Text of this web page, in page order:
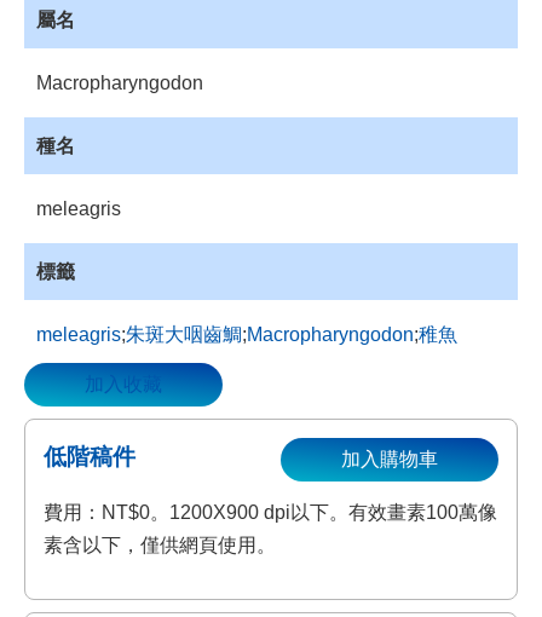
藏
登
屬名
Macropharyngodon
種名
meleagris
標籤
meleagris;朱斑大咽齒鯛;Macropharyngodon;稚魚
加入收藏
低階稿件
費用：NT$0。1200X900 dpi以下。有效畫素100萬像
素含以下，僅供網頁使用。
加入購物車